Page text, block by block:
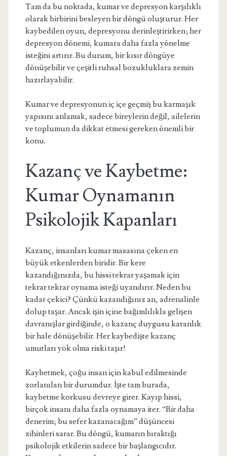
Tam da bu noktada, kumar ve depresyon karşılıklı
olarak birbirini besleyen bir döngü oluşturur. Her
kaybedilen oyun, depresyonu derinleştirirken; her
depresyon dönemi, kumara daha fazla yönelme
isteğini artırır. Bu durum, bir kısır döngüye
dönüşebilir ve çeşitli ruhsal bozukluklara zemin
hazırlayabilir.
Kumar ve depresyonun iç içe geçmiş bu karmaşık
yapısını anlamak, sadece bireylerin değil, ailelerin
ve toplumun da dikkat etmesi gereken önemli bir
konu.
Kazanç ve Kaybetme:
Kumar Oynamanın
Psikolojik Kapanları
Kazanç, insanları kumar masasına çeken en
büyük etkenlerden biridir. Bir kere
kazandığınızda, bu hissi tekrar yaşamak için
tekrar tekrar oynama isteği uyandırır. Neden bu
kadar çekici? Çünkü kazandığınız an, adrenalinle
dolup taşar. Ancak işin içine bağımlılıkla gelişen
davranışlar girdiğinde, o kazanç duygusu karanlık
bir hale dönüşebilir. Her kaybedişte kazanç
umutları yok olma riski taşır!
Kaybetmek, çoğu insan için kabul edilmesinde
zorlanılan bir durumdur. İşte tam burada,
kaybetme korkusu devreye girer. Kayıp hissi,
birçok insanı daha fazla oynamaya iter. “Bir daha
denerim; bu sefer kazanacağım” düşüncesi
zihinleri sarar. Bu döngü, kumarın bıraktığı
psikolojik etkilerin sadece bir başlangıcıdır.